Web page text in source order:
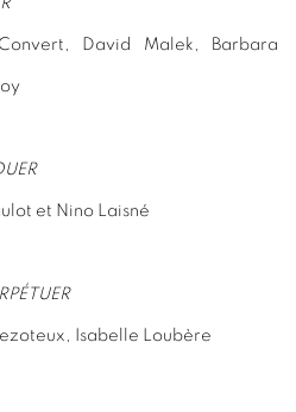
David Malek, Barbara
et Nino Laisné
Isabelle Loubère